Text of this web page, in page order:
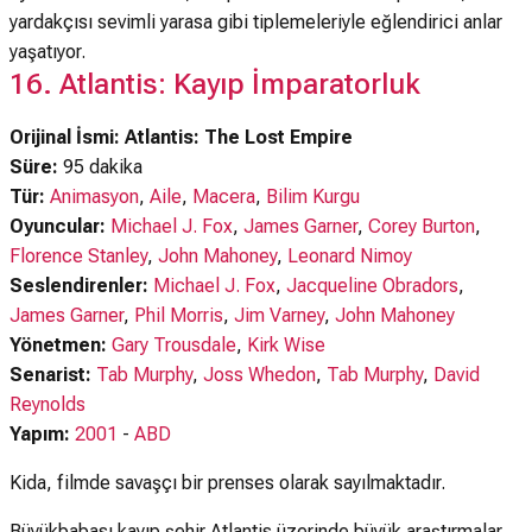
yardakçısı sevimli yarasa gibi tiplemeleriyle eğlendirici anlar
yaşatıyor.
16. Atlantis: Kayıp İmparatorluk
Orijinal İsmi: Atlantis: The Lost Empire
Süre: 95 dakika
Tür: Animasyon, Aile, Macera, Bilim Kurgu
Oyuncular: Michael J. Fox, James Garner, Corey Burton,
Florence Stanley, John Mahoney, Leonard Nimoy
Seslendirenler: Michael J. Fox, Jacqueline Obradors,
James Garner, Phil Morris, Jim Varney, John Mahoney
Yönetmen: Gary Trousdale, Kirk Wise
Senarist: Tab Murphy, Joss Whedon, Tab Murphy, David
Reynolds
Yapım: 2001 - ABD
Kida, filmde savaşçı bir prenses olarak sayılmaktadır.